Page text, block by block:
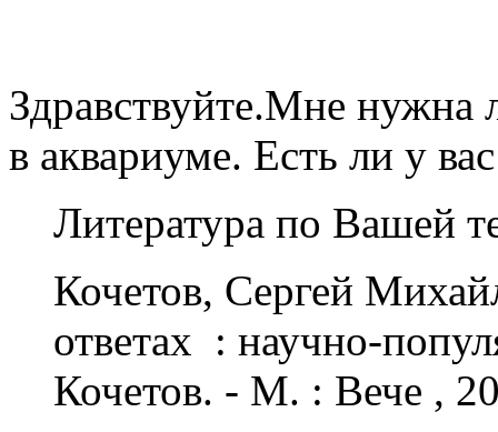
Здравствуйте.Мне нужна
в аквариуме. Есть ли у
Литература по Вашей
Кочетов, Сергей
ответах : научно-
Кочетов. - М. : Вече ,